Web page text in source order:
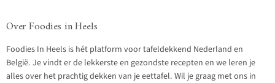
Over Foodies in Heels
Foodies In Heels is hét platform voor tafeldekkend Nederland en
België. Je vindt er de lekkerste en gezondste recepten en we leren je
alles over het prachtig dekken van je eettafel. Wil je graag met ons in